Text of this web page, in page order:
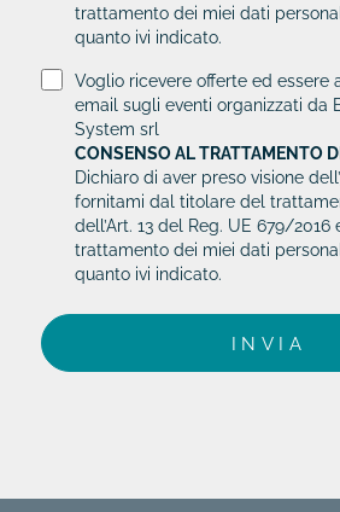
trattamento dei miei dati
quanto ivi indicato.
Voglio ricevere offerte ed essere
email sugli eventi organizzati da
System srl
CONSENSO AL TRATTAMENTO
Dichiaro di aver preso visione dell’
fornitami dal titolare del
dell’Art. 13 del Reg. UE 679/2016
trattamento dei miei dati
quanto ivi indicato.